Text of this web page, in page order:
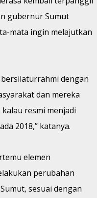
gubernur Sumut
mata ingin melajutkan
dengan
dan mereka
resmi menjadi
2018,” katanya.
elemen
perubahan
sesuai dengan